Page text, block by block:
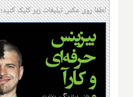
لطفا روی عکس تبلیغات زیر کلیک